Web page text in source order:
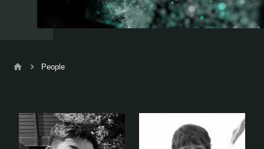
People